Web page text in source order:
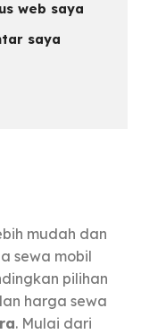
web saya
saya
mudah dan
sewa mobil
pilihan
harga sewa
. Mulai dari